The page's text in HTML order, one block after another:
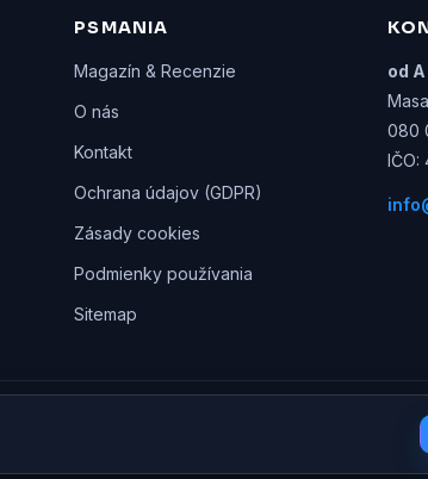
PSMANIA
Magazín & Recenzie
O nás
Kontakt
Ochrana údajov (GDPR)
Zásady cookies
Podmienky používania
Sitemap
od
080
IČO:
Sony Interactive Entertainment — PSmania.sk nie